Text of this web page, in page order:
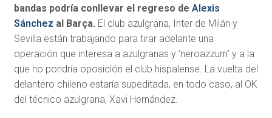
bandas podría conllevar el regreso de Alexis
Sánchez al Barça. El club azulgrana, Inter de Milán y
Sevilla están trabajando para tirar adelante una
operación que interesa a azulgranas y ‘neroazzurri’ y a la
que no pondría oposición el club hispalense. La vuelta del
delantero chileno estaría supeditada, en todo caso, al OK
del técnico azulgrana, Xavi Hernández.